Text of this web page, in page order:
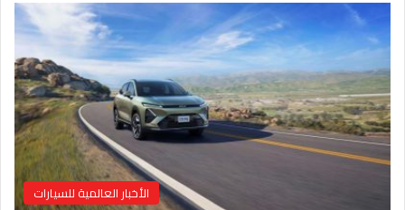
إ
ل
ك
ت
ر
و
ن
ي
الأخبار العالمية للسيارات